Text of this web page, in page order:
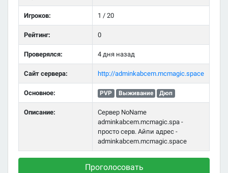
Игроков: 1 / 20
Рейтинг: 0
Проверялся: 4 дня назад
Сайт сервера: http://adminkabcem.mcmagic.space
Основное: PVP Выживание Дюп
Описание:
Сервер NoName
adminkabcem.mcmagic.spa -
просто серв. Айпи адрес -
adminkabcem.mcmagic.space
Проголосовать